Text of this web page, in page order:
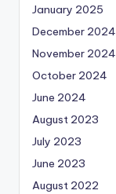
January 2025
December 2024
November 2024
October 2024
June 2024
August 2023
July 2023
June 2023
August 2022